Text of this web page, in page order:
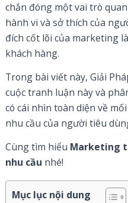
chắn đóng một vai trò
hành vi và sở thích của
đích cốt lõi của marketing
khách hàng.
Trong bài viết này, Giải
cuộc tranh luận này và
có cái nhìn toàn diện về
nhu cầu của người tiêu
Cùng tìm hiểu Marketing
nhu cầu nhé!
Mục lục nội dung